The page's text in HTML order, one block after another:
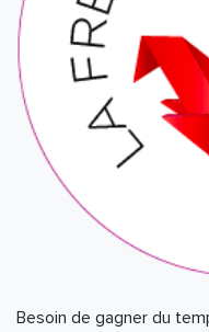
Besoin de gagner du